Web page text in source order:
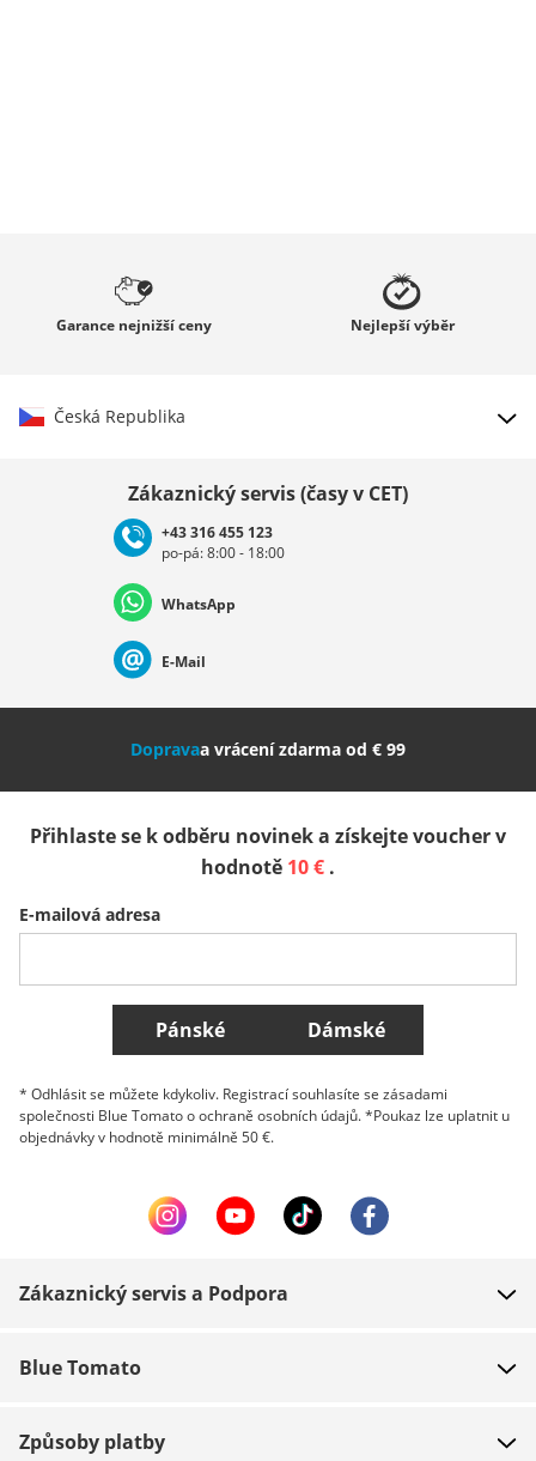
Garance nejnižší ceny Nejlepšívýběr
Česká Republika
Deutschland Österreich
Nederland Italia (Italiano) Italien (Deutsch)
Slovenija
Belgique (Français) Danmark Norge
Všechny země
Zákaznický servis (časy v CET)
+43 316 455 123
po-pá: 8:00 - 18:00
WhatsApp
E-Mail
Dopravaa vrácení zdarma od € 99
Přihlaste se k odběru novinek a získejte voucher v
hodnotě 10 € .
E-mailová adresa
Pánské Dámské
* Odhlásit se můžete kdykoliv. Registrací souhlasíte se zásadami
společnosti Blue Tomato o ochraně osobních údajů. *Poukaz lze uplatnit u
objednávky v hodnotě minimálně 50 €.
Zákaznický servis a Podpora
Platba
Blue Tomato
Způsoby platby